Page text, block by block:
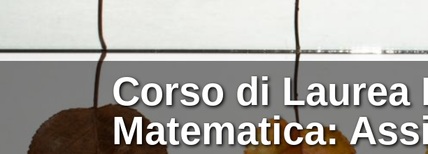
Corso di Laurea
Matematica: